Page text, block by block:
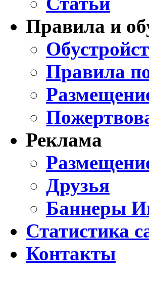
Правила и
Правила
Реклама
Друзья
Баннеры
Статистика
Контакты